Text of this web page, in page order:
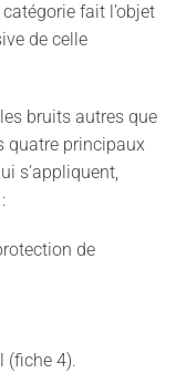
fait l’objet
de celle
bruits autres que
quatre principaux
s’appliquent,
de
(fiche 4).